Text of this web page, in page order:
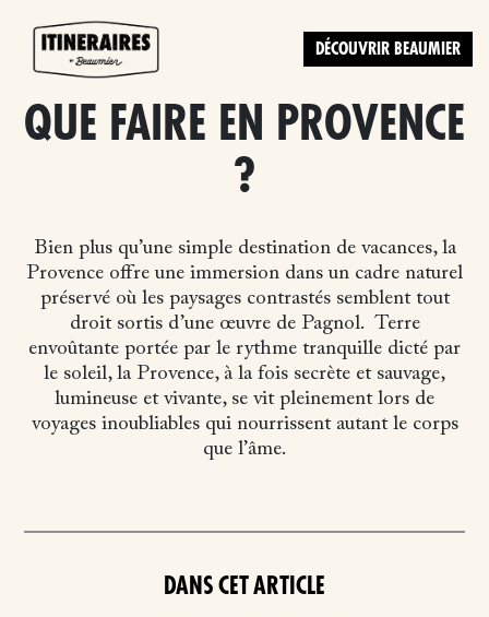
DÉCOUVRIR BEAUMIER
QUE FAIRE EN PROVENCE
?
Bien plus qu’une simple destination de vacances, la
Provence offre une immersion dans un cadre naturel
préservé où les paysages contrastés semblent tout
droit sortis d’une œuvre de Pagnol. Terre
envoûtante portée par le rythme tranquille dicté par
le soleil, la Provence, à la fois secrète et sauvage,
lumineuse et vivante, se vit pleinement lors de
voyages inoubliables qui nourrissent autant le corps
que l’âme.
DANS CET ARTICLE